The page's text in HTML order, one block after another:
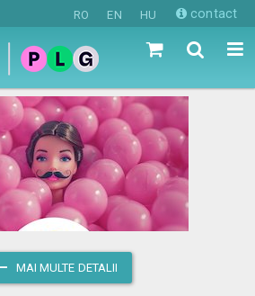
RO EN HU contact
MAI MULTE DETALII